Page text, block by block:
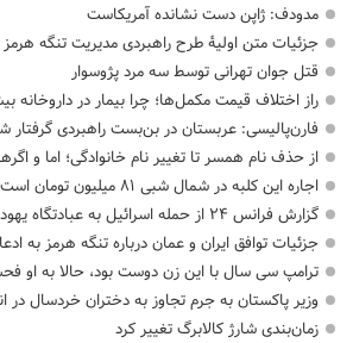
مدودف: ژاپن دست نشانده آمریکاست
جزئیات متن اولیۀ طرح راهبردی مدیریت تنگه هرمز
قتل جوان تهرانی توسط سه مرد پژوسوار
راز اختلاف قیمت مکمل‌ها؛ چرا بیمار در داروخانه
فارن‌پالیسی: عربستان در بن‌بست راهبردی
از حذف نام همسر تا تغییر نام خانوادگی؛ اما و
اجاره این کلبه در شمال شبی ۸۱ میلیون تومان است
گزارش فرانس ۲۴ از حمله اسرائیل به عبادتگاه یهودیان در تهران
جزئیات توافق ایران و عمان درباره تنگه هرمز به
ترامپ سی سال با این زن دوست بود، حالا به او
وزیر پاکستان به جرم تجاوز به دختران خردسال
زمان‌بندی شارژ کالابرگ تغییر کرد